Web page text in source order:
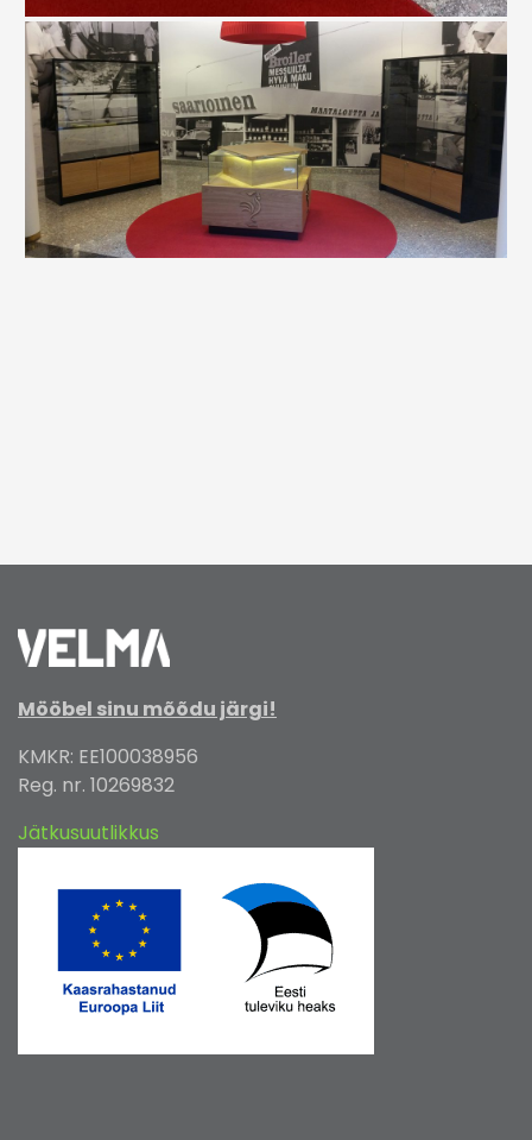
Mööbel sinu mõõdu järgi!
KMKR: EE100038956
Reg. nr. 10269832
Jätkusuutlikkus